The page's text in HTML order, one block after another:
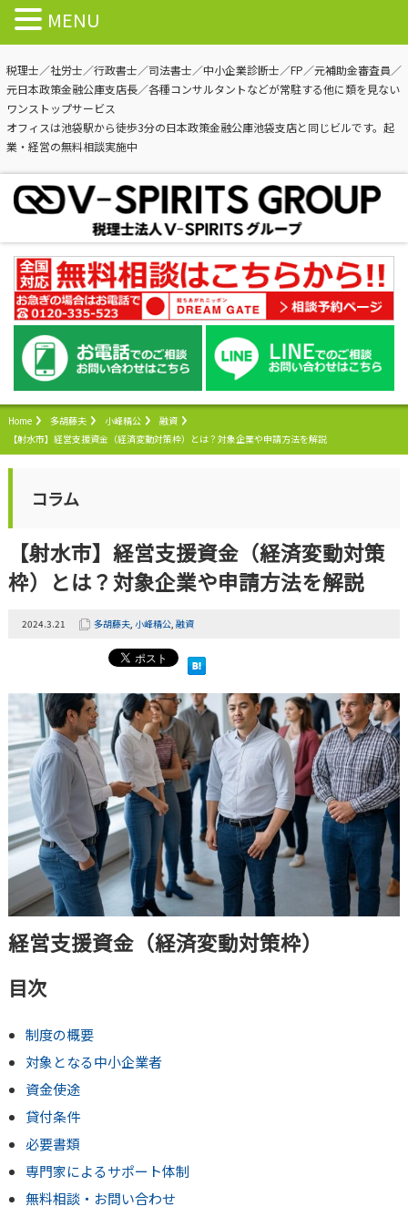
税理士／社労士／行政書士／司法書士／中小企業診断士／FP／元補助金審査員／
元日本政策金融公庫支店長／各種コンサルタントなどが常駐する他に類を見ない
ワンストップサービス
オフィスは池袋駅から徒歩3分の日本政策金融公庫池袋支店と同じビルです。起
業・経営の無料相談実施中
Home 多胡藤夫 小峰精公
融資
【射水市】経営支援資金（経済変動対策枠）とは？対象企業や申請方法を解説
コラム
【射水市】経営支援資金（経済変動対策
枠）とは？対象企業や申請方法を解説
2024.3.21 多胡藤夫, 小峰精公, 融資
経営支援資金（経済変動対策枠）
目次
制度の概要
対象となる中小企業者
資金使途
貸付条件
必要書類
専門家によるサポート体制
無料相談・お問い合わせ
MENU